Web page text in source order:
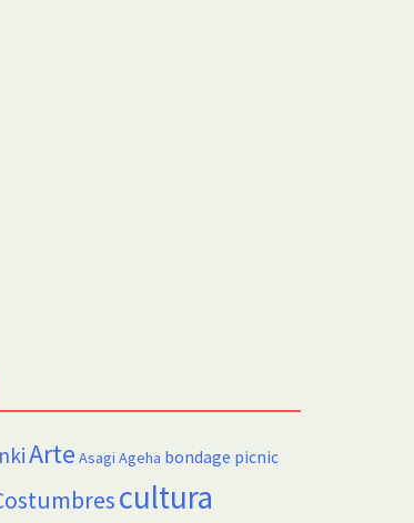
Arte Asagi Ageha bondage picnic
cultura